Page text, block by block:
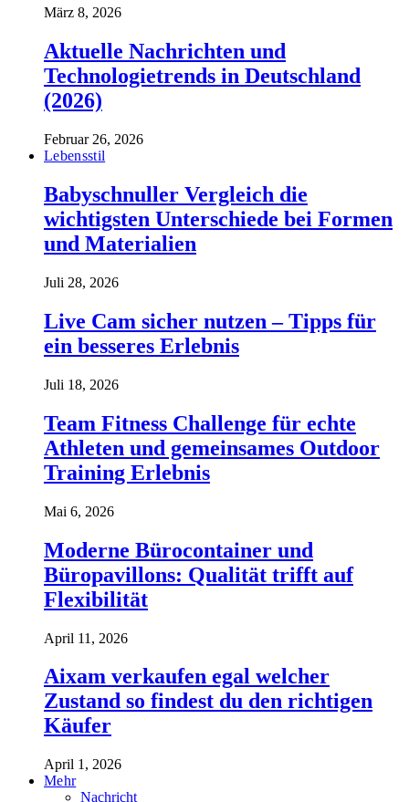
März 8, 2026
Aktuelle Nachrichten und
Technologietrends in Deutschland
(2026)
Februar 26, 2026
Lebensstil
Babyschnuller Vergleich die
wichtigsten Unterschiede bei Formen
und Materialien
Juli 28, 2026
Live Cam sicher nutzen – Tipps für
ein besseres Erlebnis
Juli 18, 2026
Team Fitness Challenge für echte
Athleten und gemeinsames Outdoor
Training Erlebnis
Mai 6, 2026
Moderne Bürocontainer und
Büropavillons: Qualität trifft auf
Flexibilität
April 11, 2026
Aixam verkaufen egal welcher
Zustand so findest du den richtigen
Käufer
April 1, 2026
Mehr
Nachricht